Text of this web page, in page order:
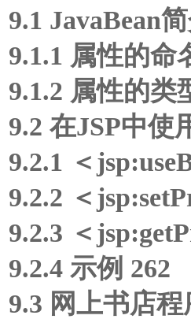
9.1 JavaBean
9.1.1 属性的命
9.1.2 属性的类
9.2 在JSP中使
9.2.1 ＜
9.2.2 ＜
9.2.3 ＜
9.2.4 示例 262
9.3 网上书店程